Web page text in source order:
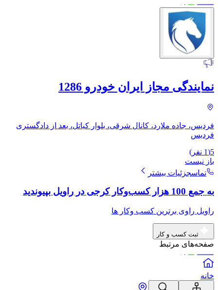
نمایندگی مجاز ایران خودرو 1286
فردیس، جاده ملارد، کانال شرقی، بلوار کیاتل، بعد از دادگستری
فردیس
5
(
1 نفر)
باز نیست
تماسجزئیات بیشتر
به جمع 100 هزار کسب‌وکار کرجی در راویل بپیوندید
راویل راوی برترین کسب وکار ها
ثبت کسب و کار
صفحه‌های مرتبط
خانه